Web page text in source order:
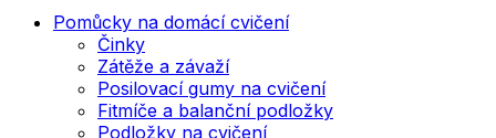
Pomůcky na domácí cvičení
Činky
Zátěže a závaží
Posilovací gumy na cvičení
Fitmíče a balanční podložky
Podložky na cvičení